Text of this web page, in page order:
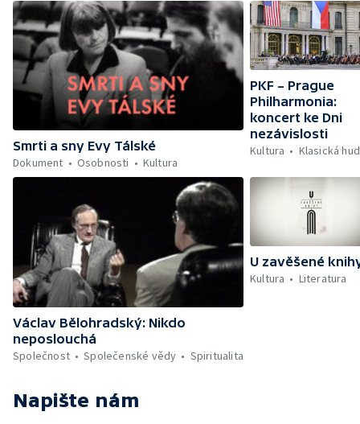
Smrti a sny Evy Tálské
Dokument
Osobnosti Kultura
PKF – Prague
Philharmonia:
koncert ke Dni
nezávislosti
Kultura
Klasická
Václav Bělohradský: Nikdo
neposlouchá
Společnost
Společenské vědy Spiritualita
U zavěšené
Kultura
Literatura
Napište nám